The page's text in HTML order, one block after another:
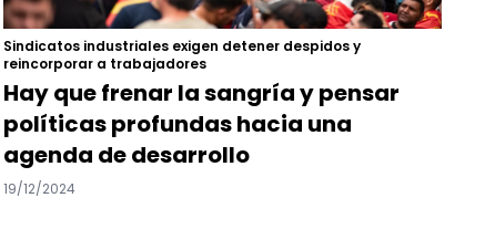
Sindicatos industriales exigen detener despidos y
reincorporar a trabajadores
Hay que frenar la sangría y pensar
políticas profundas hacia una
agenda de desarrollo
19/12/2024